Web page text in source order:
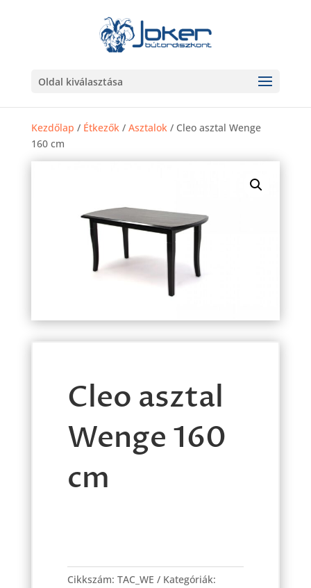
Oldal kiválasztása
Kezdőlap / Étkezők/ Asztalok/ Cleo asztal Wenge
160 cm
Cleo asztal
Wenge 160
cm
asztal
Cikkszám: TAC_WE
Kategóriák: